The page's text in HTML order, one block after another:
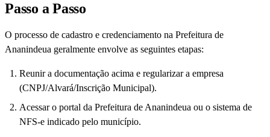
Passo a Passo
O processo de cadastro e credenciamento na Prefeitura de
Ananindeua geralmente envolve as seguintes etapas:
Reunir a documentação acima e regularizar a empresa
(CNPJ/Alvará/Inscrição Municipal).
Acessar o portal da Prefeitura de Ananindeua ou o sistema de
NFS-e indicado pelo município.